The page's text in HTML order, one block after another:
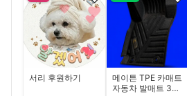
서리 후원하기
메이튼 TPE 카매트
자동차 발매트 3D